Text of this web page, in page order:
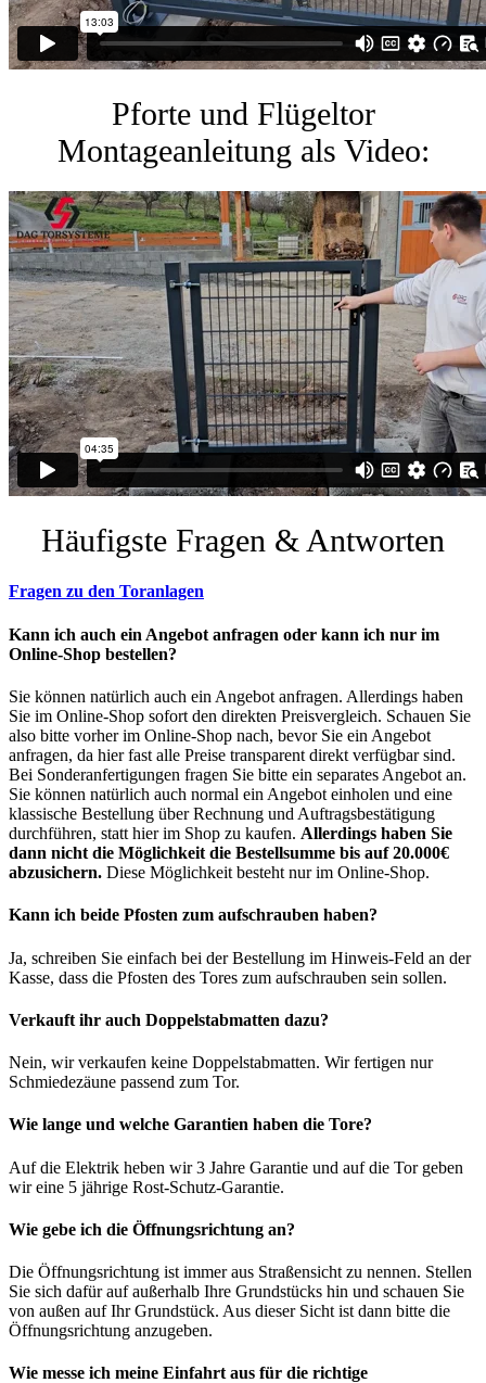
Pforte und Flügeltor
Montageanleitung als Video:
Häufigste Fragen & Antworten
Fragen zu den Toranlagen
Kann ich auch ein Angebot anfragen oder kann ich nur im
Online-Shop bestellen?
Sie können natürlich auch ein Angebot anfragen. Allerdings haben
Sie im Online-Shop sofort den direkten Preisvergleich. Schauen Sie
also bitte vorher im Online-Shop nach, bevor Sie ein Angebot
anfragen, da hier fast alle Preise transparent direkt verfügbar sind.
Bei Sonderanfertigungen fragen Sie bitte ein separates Angebot an.
Sie können natürlich auch normal ein Angebot einholen und eine
klassische Bestellung über Rechnung und Auftragsbestätigung
durchführen, statt hier im Shop zu kaufen. Allerdings haben Sie
dann nicht die Möglichkeit die Bestellsumme bis auf 20.000€
abzusichern. Diese Möglichkeit besteht nur im Online-Shop.
Kann ich beide Pfosten zum aufschrauben haben?
Ja, schreiben Sie einfach bei der Bestellung im Hinweis-Feld an der
Kasse, dass die Pfosten des Tores zum aufschrauben sein sollen.
Verkauft ihr auch Doppelstabmatten dazu?
Nein, wir verkaufen keine Doppelstabmatten. Wir fertigen nur
Schmiedezäune passend zum Tor.
Wie lange und welche Garantien haben die Tore?
Auf die Elektrik heben wir 3 Jahre Garantie und auf die Tor geben
wir eine 5 jährige Rost-Schutz-Garantie.
Wie gebe ich die Öffnungsrichtung an?
Die Öffnungsrichtung ist immer aus Straßensicht zu nennen. Stellen
Sie sich dafür auf außerhalb Ihre Grundstücks hin und schauen Sie
von außen auf Ihr Grundstück. Aus dieser Sicht ist dann bitte die
Öffnungsrichtung anzugeben.
Wie messe ich meine Einfahrt aus für die richtige